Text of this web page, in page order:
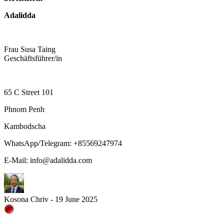
Adalidda
Frau Susa Taing
Geschäftsführer/in
65 C Street 101
Phnom Penh
Kambodscha
WhatsApp/Telegram: +85569247974
E-Mail: info@adalidda.com
Kosona Chriv - 19 June 2025